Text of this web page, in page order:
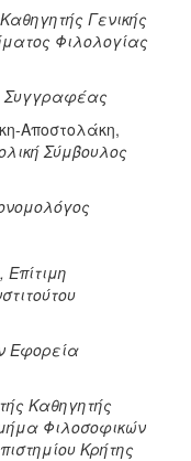
Καθηγητής Γενικής
Φιλολογίας
Συγγραφέας
Αποστολάκη,
Σύμβουλος
Εφορεία
Καθηγητής
Φιλοσοφικών
Κρήτης